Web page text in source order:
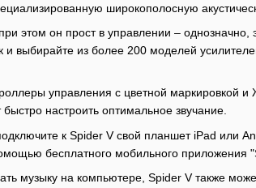
широкополосную
этом он прост в управлении – однозначно,
и выбирайте из более 200 моделей
управления с цветной маркировкой
настроить оптимальное звучание.
к Spider V свой планшет iPad или
бесплатного мобильного приложения
музыку на компьютере, Spider V также